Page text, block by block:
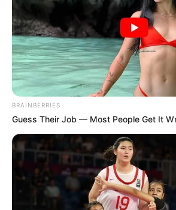
BRAINBERRIES
Guess Their Job — Most People Get It